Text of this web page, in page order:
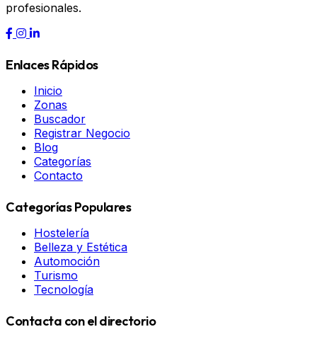
profesionales.
Enlaces Rápidos
Inicio
Zonas
Buscador
Registrar Negocio
Blog
Categorías
Contacto
Categorías Populares
Hostelería
Belleza y Estética
Automoción
Turismo
Tecnología
Contacta con el directorio